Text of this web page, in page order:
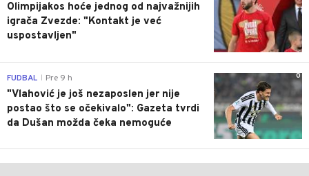
Olimpijakos hoće jednog od najvažnijih
igrača Zvezde: "Kontakt je već
uspostavljen"
0
FUDBAL Pre 9 h
"Vlahović je još nezaposlen jer nije
postao što se očekivalo": Gazeta tvrdi
da Dušan možda čeka nemoguće